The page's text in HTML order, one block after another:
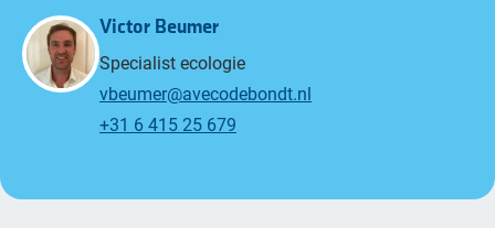
Victor Beumer
Specialist ecologie
vbeumer@avecodebondt.nl
+31 6 415 25 679